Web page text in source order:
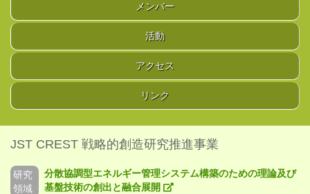
メンバー
活動
アクセス
リンク
JST CREST 戦略的創造研究推進事業
研究
領域
分散協調型エネルギー管理システム構築のための理論及び
基盤技術の創出と融合展開